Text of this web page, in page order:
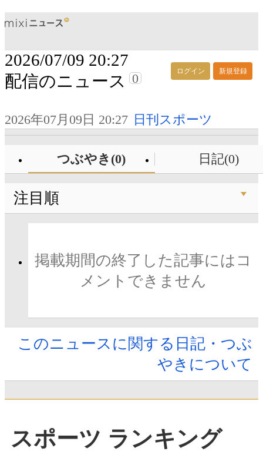
ログイン 新規登録
2026/07/09 20:27
配信のニュース
0
2026年07月09日 20:27 日刊スポーツ
つぶやき(0) 日記(0)
注目順
掲載期間の終了した記事にはコ
メントできません
このニュースに関する日記・つぶ
やきについて
スポーツ ランキング